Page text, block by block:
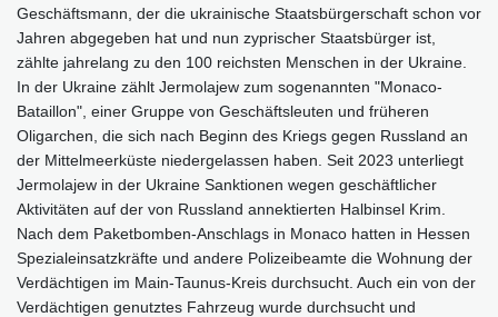
Geschäftsmann, der die ukrainische Staatsbürgerschaft schon vor
Jahren abgegeben hat und nun zyprischer Staatsbürger ist,
zählte jahrelang zu den 100 reichsten Menschen in der Ukraine.
In der Ukraine zählt Jermolajew zum sogenannten "Monaco-
Bataillon", einer Gruppe von Geschäftsleuten und früheren
Oligarchen, die sich nach Beginn des Kriegs gegen Russland an
der Mittelmeerküste niedergelassen haben. Seit 2023 unterliegt
Jermolajew in der Ukraine Sanktionen wegen geschäftlicher
Aktivitäten auf der von Russland annektierten Halbinsel Krim.
Nach dem Paketbomben-Anschlags in Monaco hatten in Hessen
Spezialeinsatzkräfte und andere Polizeibeamte die Wohnung der
Verdächtigen im Main-Taunus-Kreis durchsucht. Auch ein von der
Verdächtigen genutztes Fahrzeug wurde durchsucht und